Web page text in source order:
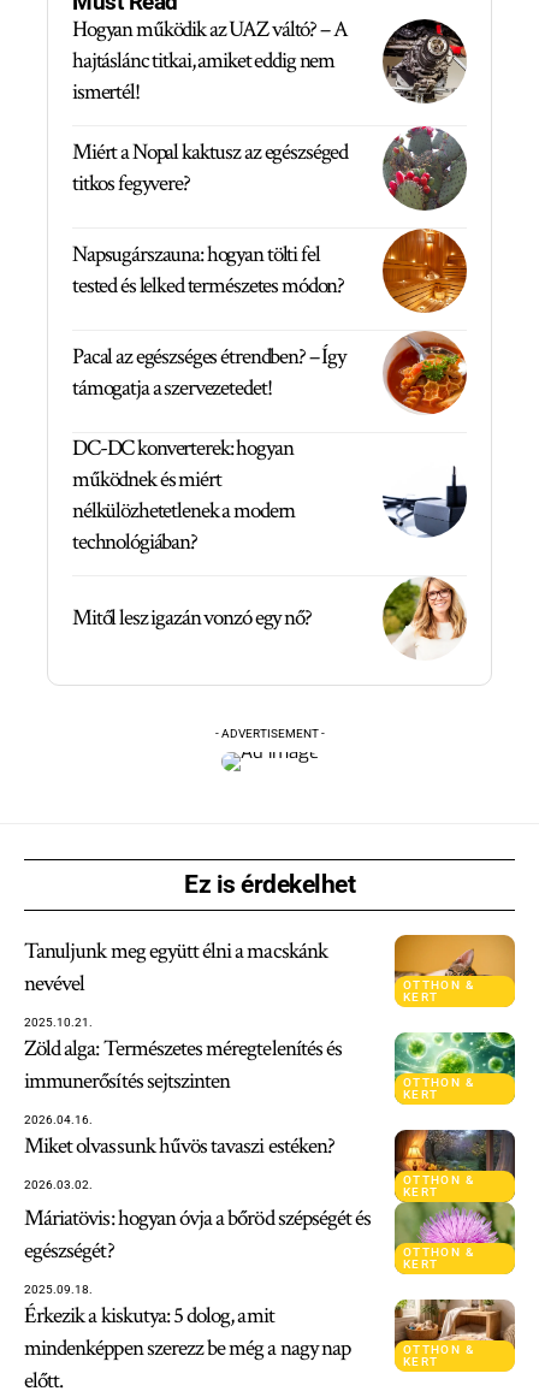
Hogyan működik az UAZ váltó? – A
hajtáslánc titkai, amiket eddig nem
ismertél!
Miért a Nopal kaktusz az egészséged
titkos fegyvere?
Napsugárszauna: hogyan tölti fel
tested és lelked természetes módon?
Pacal az egészséges étrendben? – Így
támogatja a szervezetedet!
DC-DC konverterek: hogyan
működnek és miért
nélkülözhetetlenek a modern
technológiában?
Mitől lesz igazán vonzó egy nő?
- ADVERTISEMENT -
Ez is érdekelhet
OTTHON &
KERT
Tanuljunk meg együtt élni a macskánk
nevével
2025.10.21.
OTTHON &
KERT
Zöld alga: Természetes méregtelenítés és
immunerősítés sejtszinten
2026.04.16.
OTTHON &
KERT
Miket olvassunk hűvös tavaszi estéken?
2026.03.02.
OTTHON &
KERT
Máriatövis: hogyan óvja a bőröd szépségét és
egészségét?
2025.09.18.
OTTHON &
KERT
Érkezik a kiskutya: 5 dolog, amit
mindenképpen szerezz be még a nagy nap
előtt.